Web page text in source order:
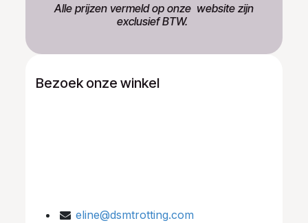
​Alle prijzen vermeld op onze ​website zijn
exclusief BTW.
Bezoek onze winkel
eline@dsmtrotting.com